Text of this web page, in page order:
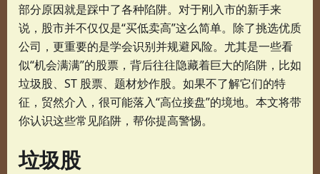
部分原因就是踩中了各种陷阱。对于刚入市的新手来
说，股市并不仅仅是“买低卖高”这么简单。除了挑选优质
公司，更重要的是学会识别并规避风险。尤其是一些看
似“机会满满”的股票，背后往往隐藏着巨大的陷阱，比如
垃圾股、ST 股票、题材炒作股。如果不了解它们的特
征，贸然介入，很可能落入“高位接盘”的境地。本文将带
你认识这些常见陷阱，帮你提高警惕。
垃圾股